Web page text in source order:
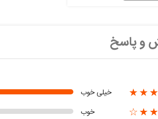
و پاسخ
خیلی خوب
خوب